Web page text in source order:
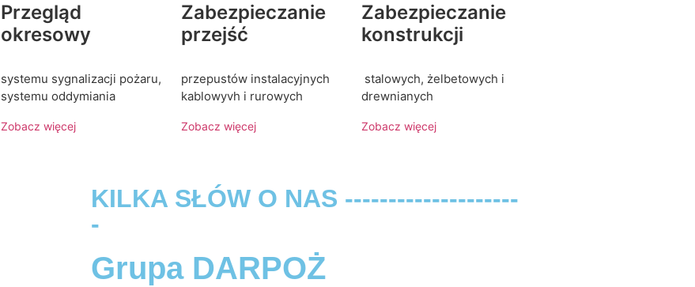
Przegląd
okresowy
systemu sygnalizacji pożaru,
systemu oddymiania
Zobacz więcej
Zabezpieczanie
przejść
przepustów instalacyjnych
kablowyvh i rurowych
Zobacz więcej
Zabezpieczanie
konstrukcji
stalowych, żelbetowych i
drewnianych
Zobacz więcej
KILKA SŁÓW O NAS --------------------
-
Grupa DARPOŻ